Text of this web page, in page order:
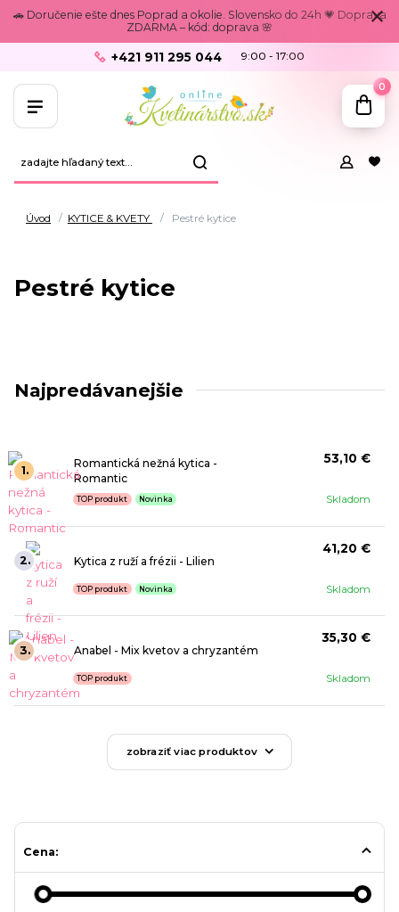
🚗 Doručenie ešte dnes Poprad a okolie. Slovensko do 24h 💗 Doprava
ZDARMA – kód: doprava 🌸
+421 911 295 044 9:00 - 17:00
0
Úvod KYTICE & KVETY Pestré kytice
Pestré kytice
Najpredávanejšie
1.
Romantická nežná kytica -
Romantic
Skladom
TOP produkt Novinka
53,10 €
2. Kytica z ruží a frézii - Lilien
Skladom
TOP produkt Novinka
41,20 €
3. Anabel - Mix kvetov a chryzantém
Skladom
TOP produkt
35,30 €
zobraziť viac produktov
Cena: